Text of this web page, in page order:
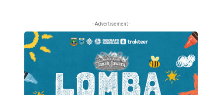
- Advertisement -